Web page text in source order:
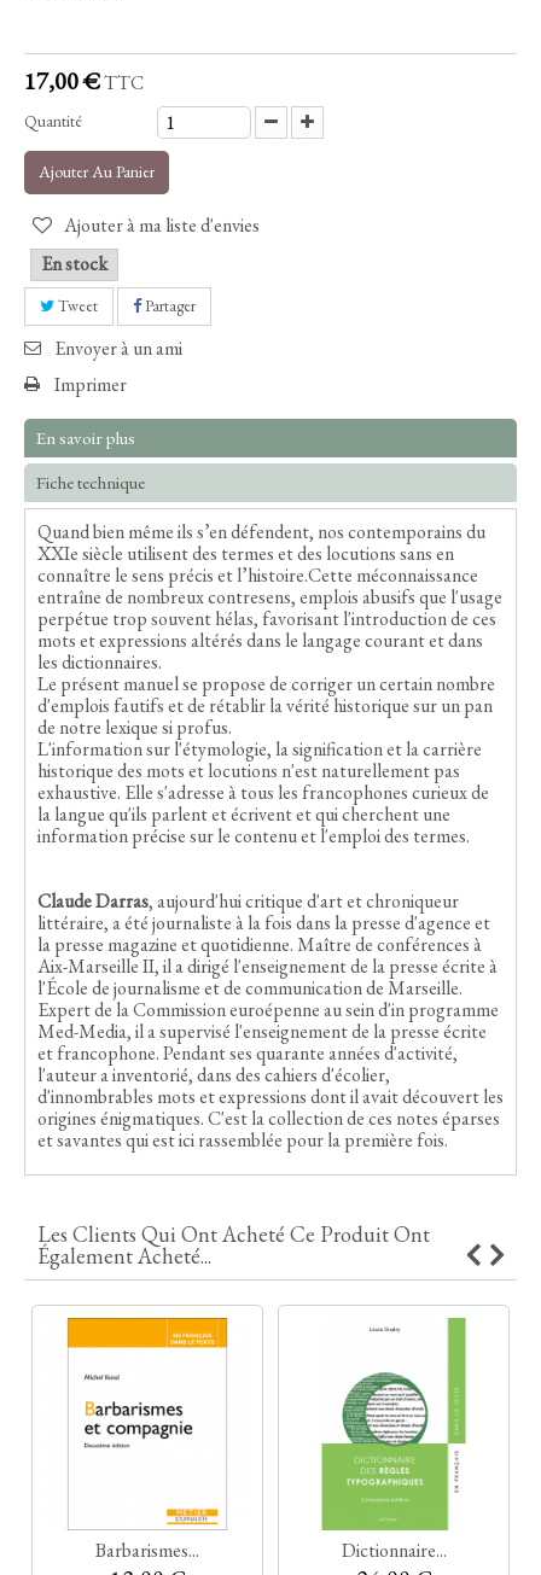
17,00 €TTC
Quantité
Ajouter Au Panier
Ajouter à ma liste d'envies
En stock
Tweet Partager
Envoyer à un ami
Imprimer
En savoir plus
Fiche technique
Quand bien même ils s’en défendent, nos contemporains du
XXIe siècle utilisent des termes et des locutions sans en
connaître le sens précis et l’histoire.Cette méconnaissance
entraîne de nombreux contresens, emplois abusifs que l'usage
perpétue trop souvent hélas, favorisant l'introduction de ces
mots et expressions altérés dans le langage courant et dans
les dictionnaires.
Le présent manuel se propose de corriger un certain nombre
d'emplois fautifs et de rétablir la vérité historique sur un pan
de notre lexique si profus.
L'information sur l'étymologie, la signification et la carrière
historique des mots et locutions n'est naturellement pas
exhaustive. Elle s'adresse à tous les francophones curieux de
la langue qu'ils parlent et écrivent et qui cherchent une
information précise sur le contenu et l'emploi des termes.
Claude Darras, aujourd'hui critique d'art et chroniqueur
littéraire, a été journaliste à la fois dans la presse d'agence et
la presse magazine et quotidienne. Maître de conférences à
Aix-Marseille II, il a dirigé l'enseignement de la presse écrite à
l'École de journalisme et de communication de Marseille.
Expert de la Commission euroépenne au sein d'in programme
Med-Media, il a supervisé l'enseignement de la presse écrite
et francophone. Pendant ses quarante années d'activité,
l'auteur a inventorié, dans des cahiers d'écolier,
d'innombrables mots et expressions dont il avait découvert les
origines énigmatiques. C'est la collection de ces notes éparses
et savantes qui est ici rassemblée pour la première fois.
Les Clients Qui Ont Acheté Ce Produit Ont
Également Acheté...
Barbarismes... Dictionnaire...